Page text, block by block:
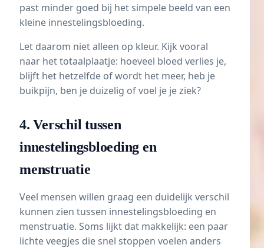
past minder goed bij het simpele beeld van een
kleine innestelingsbloeding.
Let daarom niet alleen op kleur. Kijk vooral
naar het totaalplaatje: hoeveel bloed verlies je,
blijft het hetzelfde of wordt het meer, heb je
buikpijn, ben je duizelig of voel je je ziek?
4. Verschil tussen
innestelingsbloeding en
menstruatie
Veel mensen willen graag een duidelijk verschil
kunnen zien tussen innestelingsbloeding en
menstruatie. Soms lijkt dat makkelijk: een paar
lichte veegjes die snel stoppen voelen anders